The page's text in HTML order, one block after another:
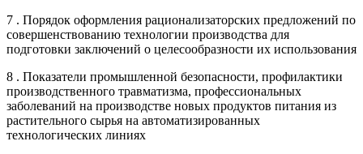
7 . Порядок оформления рационализаторских предложений по
совершенствованию технологии производства для
подготовки заключений о целесообразности их использования
8 . Показатели промышленной безопасности, профилактики
производственного травматизма, профессиональных
заболеваний на производстве новых продуктов питания из
растительного сырья на автоматизированных
технологических линиях